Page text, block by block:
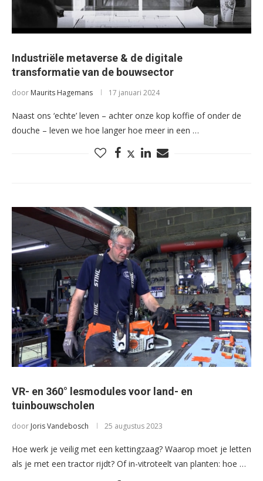
Industriële metaverse & de digitale
transformatie van de bouwsector
door Maurits Hagemans 17 januari 2024
Naast ons ‘echte’ leven – achter onze kop koffie of onder de
douche – leven we hoe langer hoe meer in een …
VR- en 360° lesmodules voor land- en
tuinbouwscholen
door Joris Vandebosch 25 augustus 2023
Hoe werk je veilig met een kettingzaag? Waarop moet je letten
als je met een tractor rijdt? Of in-vitroteelt van planten: hoe …